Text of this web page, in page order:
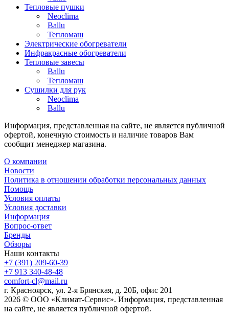
Тепловые пушки
Neoclima
Ballu
Тепломаш
Электрические обогреватели
Инфракрасные обогреватели
Тепловые завесы
Ballu
Тепломаш
Сушилки для рук
Neoclima
Ballu
Информация, представленная на сайте, не является публичной
офертой, конечную стоимость и наличие товаров Вам
сообщит менеджер магазина.
О компании
Новости
Политика в отношении обработки персональных данных
Помощь
Условия оплаты
Условия доставки
Информация
Вопрос-ответ
Бренды
Обзоры
Наши контакты
+7 (391) 209-60-39
+7 913 340-48-48
comfort-cl@mail.ru
г. Красноярск, ул. 2-я Брянская, д. 20Б, офис 201
2026 © ООО «Климат-Сервис». Информация, представленная
на сайте, не является публичной офертой.